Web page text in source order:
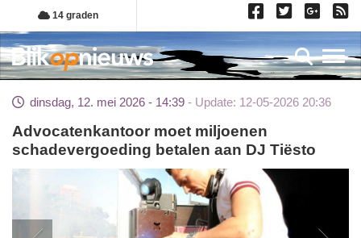
Overslaan
en
naar
de
gaan
14 graden
dinsdag, 12. mei 2026 - 14:39 Update: 12-05-2026 20:36
Advocatenkantoor moet miljoenen
schadevergoeding betalen aan DJ Tiësto